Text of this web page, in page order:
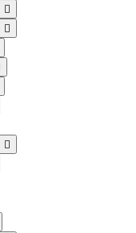


